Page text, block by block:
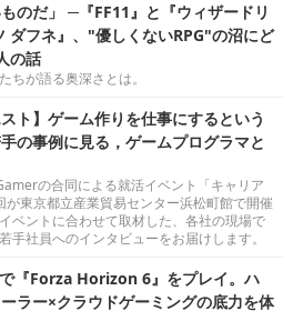
ものだ」 ─『FF11』と『ウィザードリ
ダフネ』、"優しくないRPG"の沼にど
の話
ちが語る奥深さとは。
スト】ゲーム作りを仕事にするという
の事例に見る，ゲームプログラマと
の合同による就活イベント「キャリア
が東京都立産業貿易センター浜松町館で開催
ベントに合わせて取材した、各社の現場で
手社員へのインタビューをお届けします。
『Forza Horizon 6』をプレイ。ハ
ラー×クラウドゲーミングの底力を体